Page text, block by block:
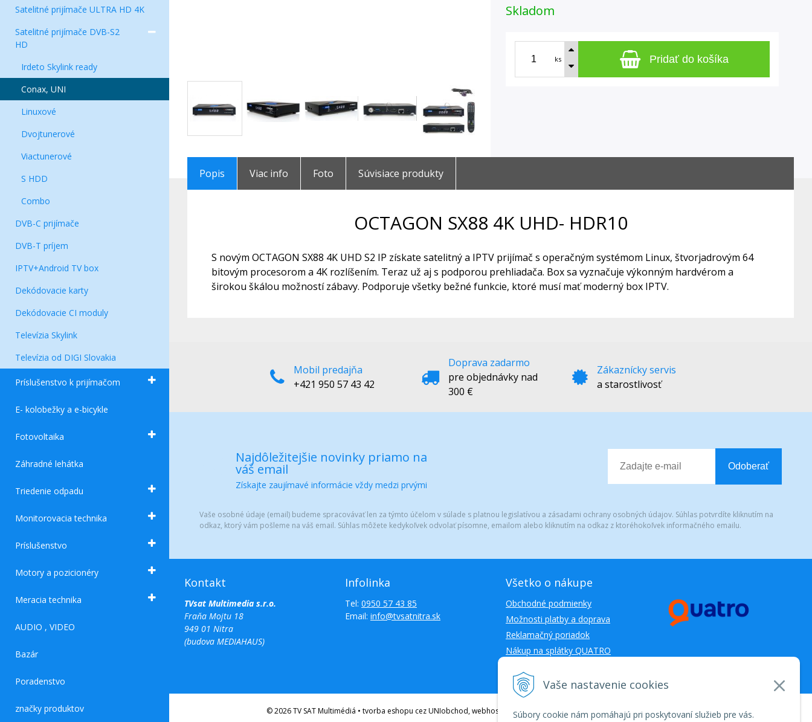
Vaše nastavenie cookies
Súbory cookie nám pomáhajú pri poskytovaní služieb pre vás.
Satelitné prijímače ULTRA HD 4K
Satelitné prijímače DVB-S2
HD
Irdeto Skylink ready
Conax, UNI
Linuxové
Dvojtunerové
Viactunerové
S HDD
Combo
DVB-C prijímače
DVB-T príjem
IPTV+Android TV box
Dekódovacie karty
Dekódovacie CI moduly
Televízia Skylink
Televízia od DIGI Slovakia
Príslušenstvo k prijímačom
E- kolobežky a e-bicykle
Fotovoltaika
Záhradné lehátka
Triedenie odpadu
Monitorovacia technika
Príslušenstvo
Motory a pozicionéry
Meracia technika
AUDIO , VIDEO
Bazár
Poradenstvo
značky produktov
Skladom
ks Pridať do košíka
Popis Viac info Foto Súvisiace produkty
OCTAGON SX88 4K UHD- HDR10
S novým OCTAGON SX88 4K UHD S2 IP získate satelitný a IPTV prijímač s operačným systémom Linux, štvorjadrovým 64
bitovým procesorom a 4K rozlíšením. Teraz už aj s podporou prehliadača. Box sa vyznačuje výkonným hardvérom a
širokou škálou možností zábavy. Podporuje všetky bežné funkcie, ktoré musí mať moderný box IPTV.
Mobil predajňa
+421 950 57 43 42
Doprava zadarmo
pre objednávky nad
300 €
Zákaznícky servis
a starostlivosť
Najdôležitejšie novinky priamo na
váš email
Získajte zaujímavé informácie vždy medzi prvými
Odoberať
Vaše osobné údaje (email) budeme spracovávať len za týmto účelom v súlade s platnou legislatívou a zásadami ochrany osobných údajov. Súhlas potvrdíte kliknutím na
odkaz, ktorý vám pošleme na váš email. Súhlas môžete kedykoľvek odvolať písomne, emailom alebo kliknutím na odkaz z ktoréhokoľvek informačného emailu.
Kontakt
TVsat Multimedia s.r.o.
Fraňa Mojtu 18
949 01 Nitra
(budova MEDIAHAUS)
Infolinka
Tel: 0950 57 43 85
Email: info@tvsatnitra.sk
Všetko o nákupe
Obchodné podmienky
Možnosti platby a doprava
Reklamačný poriadok
Nákup na splátky QUATRO
© 2026 TV SAT Multimédiá • tvorba eshopu cez UNIobchod, webhosting spoločnosti WEBYGROUP • dbartzvyšovanie návštevnosti•